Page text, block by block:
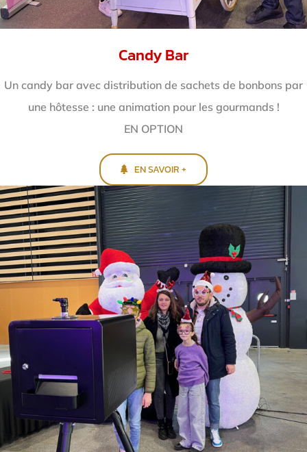
Candy Bar
Un candy bar avec distribution de sachets de bonbons par
une hôtesse : une animation pour les gourmands !
EN OPTION
EN SAVOIR +